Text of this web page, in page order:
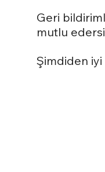
Geri
mutlu
Şimdiden